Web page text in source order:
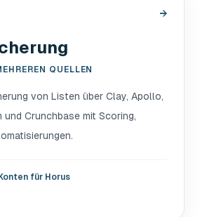
→
QUELLEN
von Listen über Clay, Apollo,
und Crunchbase mit Scoring,
für Horus